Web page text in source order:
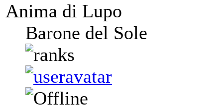
Anima di Lupo
Barone del Sole